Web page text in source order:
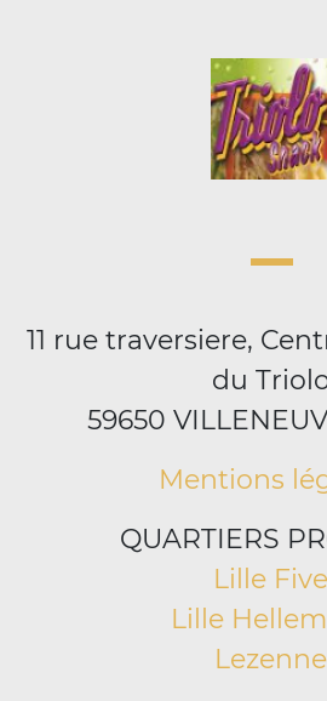
11 rue traversiere,
du
59650
Mentions
QUARTIERS
Lille
Lille